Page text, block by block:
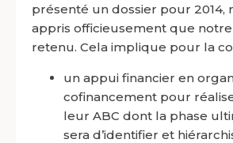
présenté un dossier pour 2014,
appris officieusement que
retenu. Cela implique pour la
un appui financier en
cofinancement pour
leur ABC dont la phase
sera d’identifier et